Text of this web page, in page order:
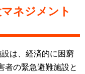
マネジメント
は、経済的に困窮
者の緊急避難施設と